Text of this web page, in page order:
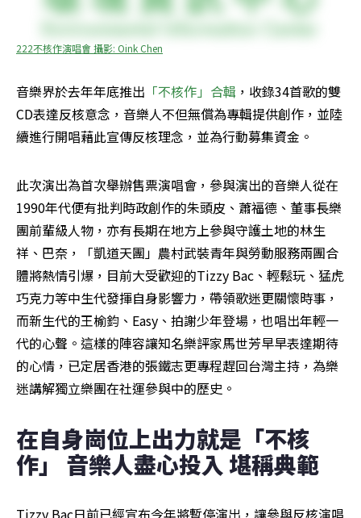
222不核作演唱會 攝影: Oink Chen
音樂界於去年年底推出 「不核作」合輯 ，收錄34首歌的雙
CD表達反核意念，音樂人不但無償為專輯提供創作，並陸
續進行開唱藉此宣傳反核理念，並為行動募集資金。
此次演出為首次舉辦售票演唱會，參與演出的音樂人從在
1990年代便有批判時政創作的朱頭皮、蕭福德、董事長樂
團前輩級人物，亦有長期在地方上參與守護土地的林生
祥、巴奈，「凱道天團」農村武裝青年與勞動服務兩團合
體將熱情引爆，目前大受歡迎的Tizzy Bac、輕鬆玩、猛虎
巧克力等中生代發揮自身影響力，帶領歌迷更關懷時事，
而新生代的王榆鈞、Easy、拍謝少年登場，也唱出年輕一
代的心聲。這樣的陣容讓知名樂評家馬世芳早早表達期待
的心情，已定居香港的張鐵志更專程趕回台灣主持，為樂
迷講解獨立樂團在社運參與中的歷史。
在自身崗位上出力就是「不核
作」 音樂人盡心投入 堪稱典範
Tizzy Bac日前已經宣布今年將暫停演出，讓參與反核演唱